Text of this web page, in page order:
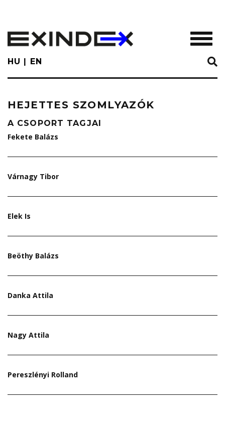
main
content
HU EN
HEJETTES SZOMLYAZÓK
A CSOPORT TAGJAI
Fekete Balázs
Várnagy Tibor
Elek Is
Beöthy Balázs
Danka Attila
Nagy Attila
Pereszlényi Rolland